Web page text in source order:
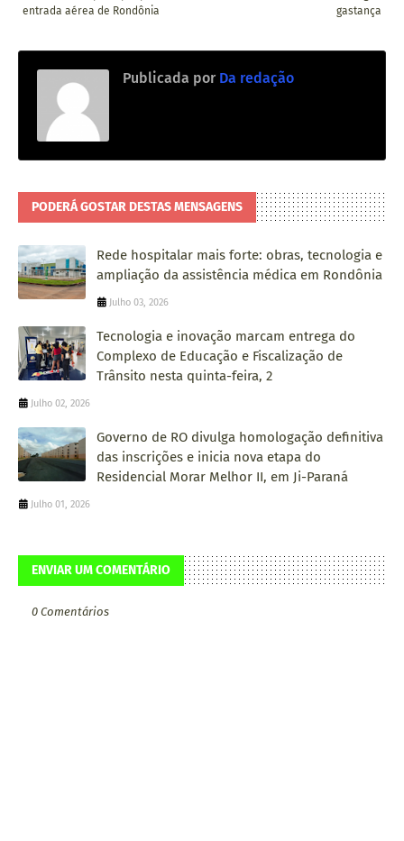
gastança
entrada aérea de Rondônia
Publicada por Da redação
PODERÁ GOSTAR DESTAS MENSAGENS
Rede hospitalar mais forte: obras, tecnologia e
ampliação da assistência médica em Rondônia
Julho 03, 2026
Tecnologia e inovação marcam entrega do
Complexo de Educação e Fiscalização de
Trânsito nesta quinta-feira, 2
Julho 02, 2026
Governo de RO divulga homologação definitiva
das inscrições e inicia nova etapa do
Residencial Morar Melhor II, em Ji-Paraná
Julho 01, 2026
ENVIAR UM COMENTÁRIO
0 Comentários